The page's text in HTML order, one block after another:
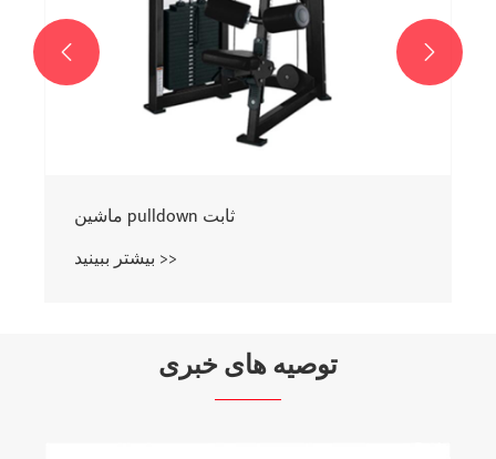
ماشین pulldown ثابت
بیشتر ببینید >>
 
توصیه های خبری